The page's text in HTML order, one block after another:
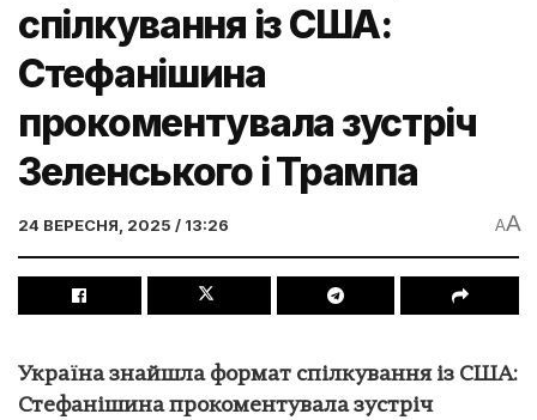
спілкування із США:
Стефанішина
прокоментувала зустріч
Зеленського і Трампа
24 ВЕРЕСНЯ, 2025 / 13:26 AA
Україна знайшла формат спілкування із США:
Стефанішина прокоментувала зустріч